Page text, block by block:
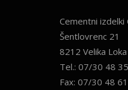
Cementni izdelki
Šentlovrenc 21
8212 Velika Loka
Tel.: 07/30 48
Fax: 07/30 48